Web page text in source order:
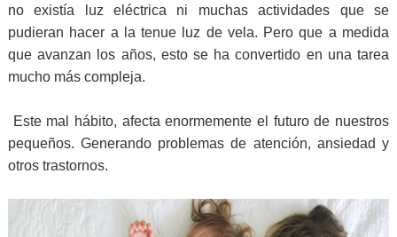
no existía luz eléctrica ni muchas actividades que se
pudieran hacer a la tenue luz de vela. Pero que a medida
que avanzan los años, esto se ha convertido en una tarea
mucho más compleja.
Este mal hábito, afecta enormemente el futuro de nuestros
pequeños. Generando problemas de atención, ansiedad y
otros trastornos.